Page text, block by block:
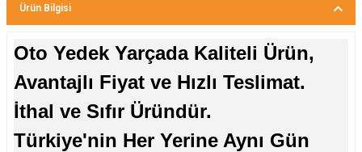
Ürün Bilgisi
Oto Yedek Yarçada Kaliteli Ürün,
Avantajlı Fiyat ve Hızlı Teslimat.
İthal ve Sıfır Üründür.
Türkiye'nin Her Yerine Aynı Gün